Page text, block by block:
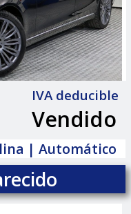
IVA deducible
Vendido
| Automático